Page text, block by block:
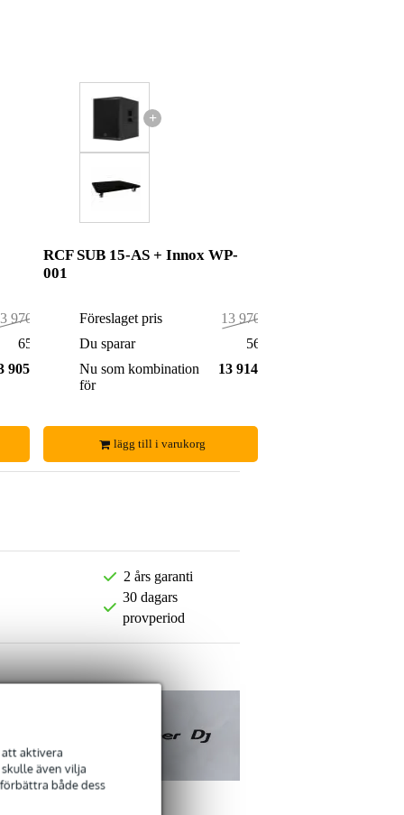
att aktivera
även vilja
både dess
970,00 kr
65,00 kr
905,00 kr
+
RCF SUB 15-AS + Innox WP-
001
Föreslaget pris
13 970,00 kr
Du sparar
56,00 kr
Nu som kombination
för
13 914,00 kr
lägg till i varukorg
2 års garanti
30 dagars
provperiod